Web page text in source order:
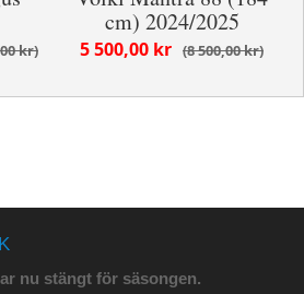
kr
cm) 2024/2025
8 500,00 kr
5 500,00 kr
nu stängt för säsongen.